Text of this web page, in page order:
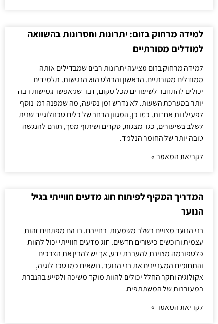
למידה מרחוק בזום: יתרונות וחסרונות בהשוואה
למודלים מסורתיים
למידה מרחוק בזום מציעה יתרונות רבים שמבדילים אותה
ממודלים מסורתיים. הראשון והבולט הוא הנגישות. תלמידים
יכולים להתחבר לשיעורים מכל מקום, דבר שמאפשר גמישות רבה
יותר במערכת השעות. לא נדרש זמן נסיעה, מה שמפנה זמן נוסף
לפעילויות אחרות. כמו כן, המגוון הרחב של כלים טכנולוגיים שניתן
לשלב בשיעורים, כגון מצגות, סקרים ושיתוף מסך, תורם להנגשה
טובה יותר של החומר הנלמד.
לקריאת המאמר »
המדריך המקיף לפיתוח חוג מדעים חווייתי בגיל
הנוער
בני הנוער מצויים בשלב משמעותי בחייהם, בו הם מפתחים זהות
עצמית ורוכשים כישורים חדשים. חוג מדעים חווייתי יכול להוות
פלטפורמה מצוינת להעברת ידע, אך יש להבין את הצרכים
והתחומים המעניינים את בני הנוער. נושאים כמו טכנולוגיה,
אקולוגיה וחקר החלל יכולים להוות מוקד משיכה ולסייע בהגברת
המעורבות של המשתתפים.
לקריאת המאמר »